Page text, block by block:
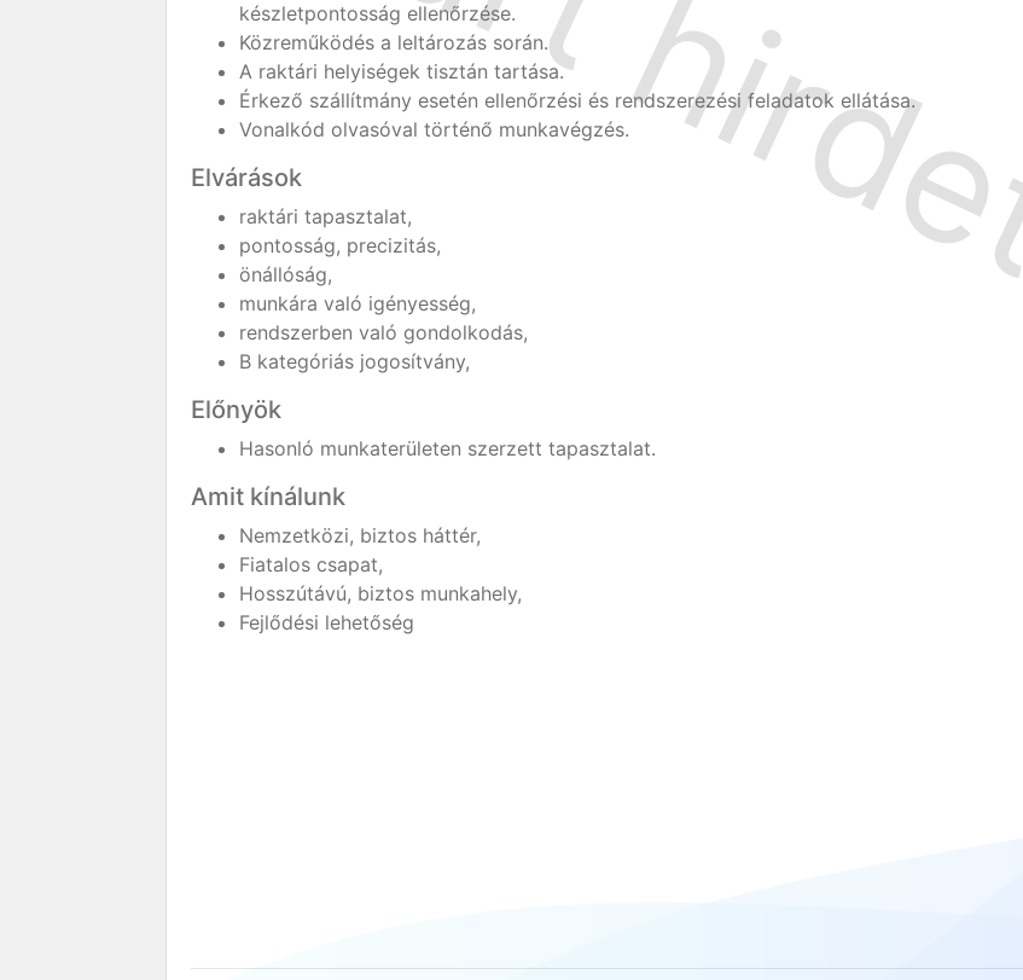
készletpontosság ellenőrzése.
Közreműködés a leltározás során.
A raktári helyiségek tisztán tartása.
Érkező szállítmány esetén ellenőrzési és rendszerezési feladatok ellátása.
Vonalkód olvasóval történő munkavégzés.
Elvárások
raktári tapasztalat,
pontosság, precizitás,
önállóság,
munkára való igényesség,
rendszerben való gondolkodás,
B kategóriás jogosítvány,
Előnyök
Hasonló munkaterületen szerzett tapasztalat.
Amit kínálunk
Nemzetközi, biztos háttér,
Fiatalos csapat,
Hosszútávú, biztos munkahely,
Fejlődési lehetőség